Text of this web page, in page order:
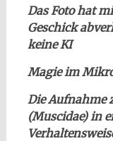
Das Foto hat
Geschick
keine KI
Magie im
Die Aufnahme
(Muscidae) in